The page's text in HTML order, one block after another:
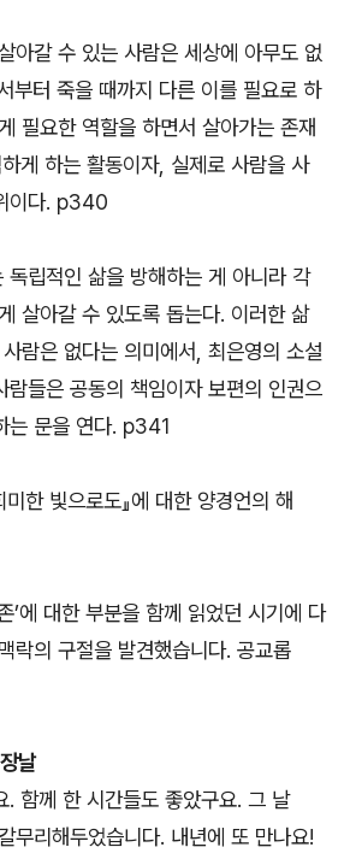
아갈 수 있는 사람은 세상에 아무도 없
부터 죽을 때까지 다른 이를 필요로 하
필요한 역할을 하면서 살아가는 존재
게 하는 활동이자, 실제로 사람을 사
이다. p340
독립적인 삶을 방해하는 게 아니라 각
살아갈 수 있도록 돕는다. 이러한 삶
람은 없다는 의미에서, 최은영의 소설
람들은 공동의 책임이자 보편의 인권으
는 문을 연다. p341
한 빛으로도』에 대한 양경언의 해
’에 대한 부분을 함께 읽었던 시기에 다
락의 구절을 발견했습니다. 공교롭
날
. 함께 한 시간들도 좋았구요. 그 날
무리해두었습니다. 내년에 또 만나요!